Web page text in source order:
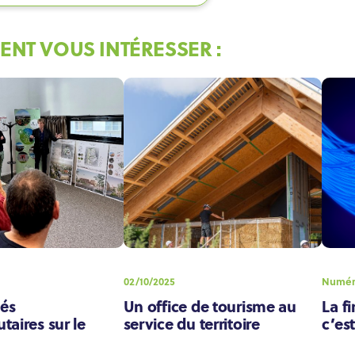
VOUS INTÉRESSER :
sur le
02/10/2025
Un office de tourisme au
service du territoire
La